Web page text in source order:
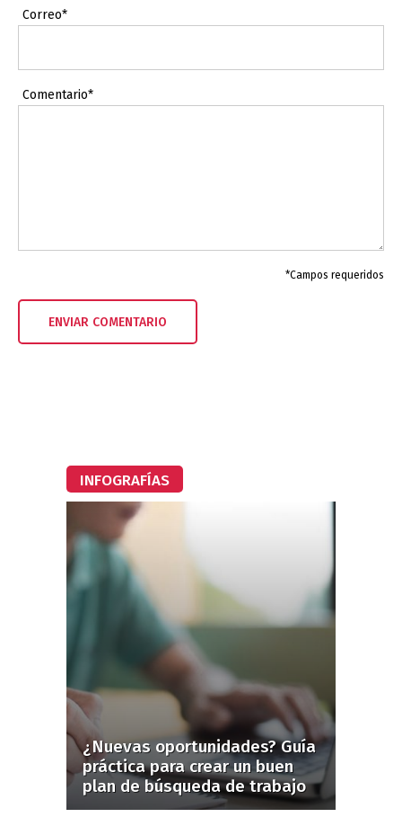
Correo*
Comentario*
*Campos requeridos
INFOGRAFÍAS
¿Nuevas oportunidades? Guía
práctica para crear un buen
plan de búsqueda de trabajo